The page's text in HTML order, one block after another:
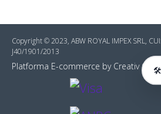
Copyright © 2023, ABW ROYAL IMPEX SRL,
J40/1901/2013
Platforma E-commerce by Creativ